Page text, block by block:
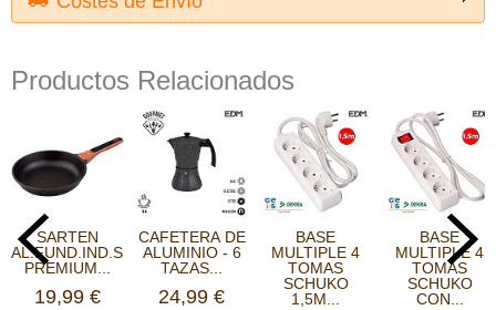
Productos Relacionados
SARTEN
AL.FUND.IND.SUPREME
PREMIUM...
19,99 €
CAFETERA DE
ALUMINIO - 6
TAZAS...
24,99 €
BASE
MULTIPLE 4
TOMAS
SCHUKO
1,5M...
BASE
MULTIPLE 4
TOMAS
SCHUKO
CON...